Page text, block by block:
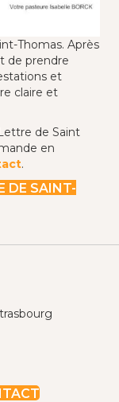
Thomas. Après
de prendre
et
claire et
de Saint
en
.
DE SAINT-